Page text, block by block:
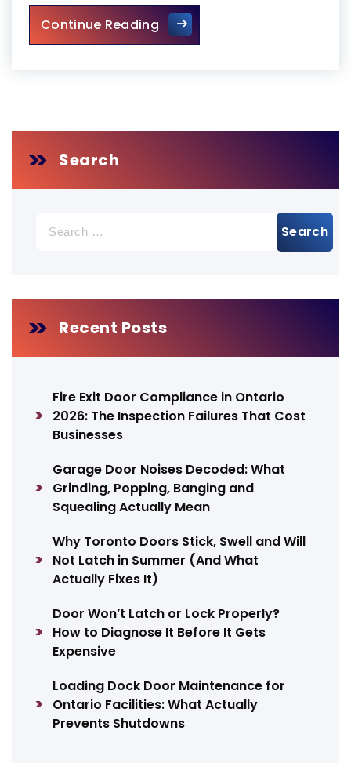
Continue Readingניקוי צואת יונים במסתור כביסה
Search
for:
Recent Posts
Fire Exit Door Compliance in Ontario
2026: The Inspection Failures That Cost
Businesses
Garage Door Noises Decoded: What
Grinding, Popping, Banging and
Squealing Actually Mean
Why Toronto Doors Stick, Swell and Will
Not Latch in Summer (And What
Actually Fixes It)
Door Won’t Latch or Lock Properly?
How to Diagnose It Before It Gets
Expensive
Loading Dock Door Maintenance for
Ontario Facilities: What Actually
Prevents Shutdowns